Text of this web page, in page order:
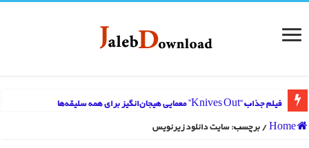
فیلم جذاب “Knives Out” معمایی هیجان‌انگیز برای همه سلیقه‌ها
Home
/برچسب:سايت دانلود زيرنويس